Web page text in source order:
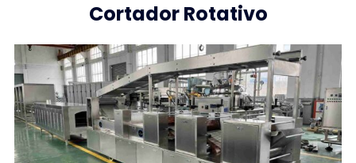
Cortador Rotativo